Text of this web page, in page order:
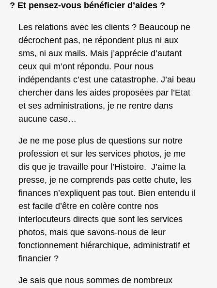
? Et pensez-vous bénéficier d’aides ?
Les relations avec les clients ? Beaucoup ne
décrochent pas, ne répondent plus ni aux
sms, ni aux mails. Mais j’apprécie d’autant
ceux qui m’ont répondu. Pour nous
indépendants c’est une catastrophe. J’ai beau
chercher dans les aides proposées par l’Etat
et ses administrations, je ne rentre dans
aucune case…
Je ne me pose plus de questions sur notre
profession et sur les services photos, je me
dis que je travaille pour l’Histoire. J’aime la
presse, je ne comprends pas cette chute, les
finances n’expliquent pas tout. Bien entendu il
est facile d’être en colère contre nos
interlocuteurs directs que sont les services
photos, mais que savons-nous de leur
fonctionnement hiérarchique, administratif et
financier ?
Je sais que nous sommes de nombreux